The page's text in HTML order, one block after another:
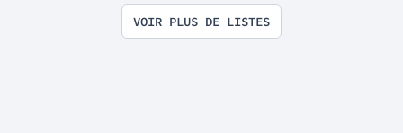
VOIR PLUS DE LISTES